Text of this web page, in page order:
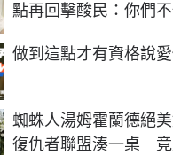
點再回擊酸民：你們
做到這點才有資格說
蜘蛛人湯姆霍蘭德絕美
復仇者聯盟湊一桌 竟